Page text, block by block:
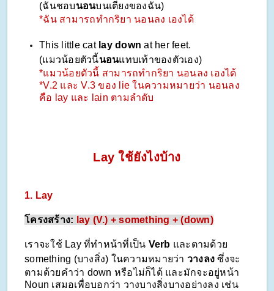
(ฉันชอบนอนบนเตียงของฉัน)
*ฉัน สามารถทำกริยา นอนลง เองได้
This little cat lay down at her feet.
(แมวน้อยตัวนี้นอนแทบเท้าของตัวเอง)
*แมวน้อยตัวนี้ สามารถทำกริยา นอนลง เองได้
*V.2 และ V.3 ของ lie ในความหมายว่า นอนลง
คือ lay และ lain ตามลำดับ
Lay ใช้ยังไงบ้าง
1. Lay
โครงสร้าง: lay (V.) + something + (down)
เราจะใช้ Lay ที่ทำหน้าที่เป็น Verb และตามด้วย
something (บางสิ่ง) ในความหมายว่า วางลง ซึ่งจะ
ตามด้วยคำว่า down หรือไม่ก็ได้ และมักจะอยู่หน้า
Noun เสมอเพื่อบอกว่า วางบางสิ่งบางอย่างลง เช่น